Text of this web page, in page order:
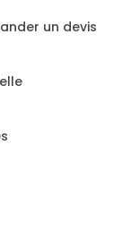
un devis